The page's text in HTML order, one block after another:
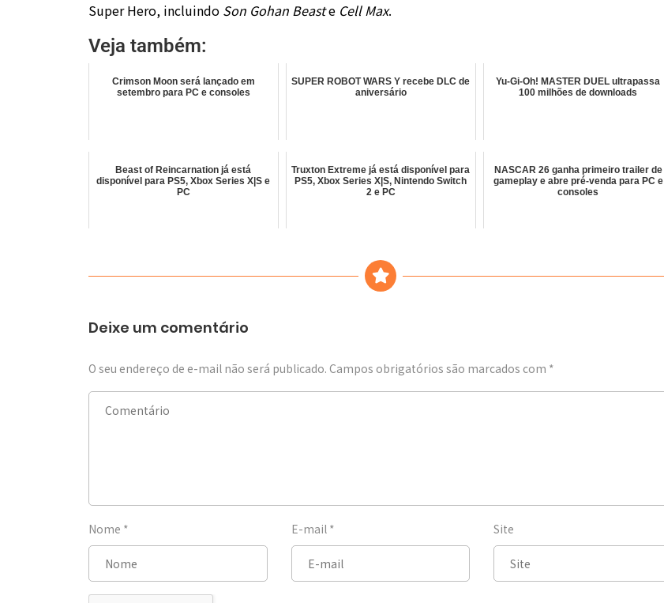
Super Hero, incluindo Son Gohan Beaste Cell Max.
Veja também:
Crimson Moon será lançado em
setembro para PC e consoles
SUPER ROBOT WARS Y recebe DLC de
aniversário
Yu-Gi-Oh! MASTER DUEL ultrapassa
100 milhões de downloads
Beast of Reincarnation já está
disponível para PS5, Xbox Series X|S e
PC
Truxton Extreme já está disponível para
PS5, Xbox Series X|S, Nintendo Switch
2 e PC
NASCAR 26 ganha primeiro trailer de
gameplay e abre pré-venda para PC e
consoles
Deixe um comentário
O seu endereço de e-mail não será publicado. Campos obrigatórios são marcados com *
Nome * E-mail * Site